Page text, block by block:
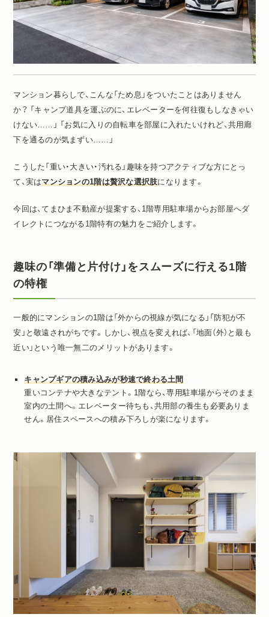
マンション暮らしで、こんな「ため息」をついたことはありません
か？ 「キャンプ道具を運ぶのに、エレベーターを何往復もしなきゃい
けない……」 「お気に入りの自転車を部屋に入れたいけれど、共用廊
下を通るのが気まずい……」
こうした「重い・大きい・汚れる」趣味を持つアクティブな方にとっ
て、実はマンションの1階は贅沢な選択肢になります。
今回は、てまひま不動産が提案する、1階専用駐車場からお部屋へダ
イレクトにつながる1階特有の魅力をご紹介します。
趣味の「準備と片付け」をスムーズに行える1階
の特権
一般的にマンションの1階は「外からの視線が気になる」「防犯が不
安」と敬遠されがちです。しかし、視点を変えれば、 「地面（外）と最も
近い」という唯一無二のメリットがあります。
キャンプギアの積み込みが秒速で終わる土間
重いコンテナや大きなテント。1階なら、専用駐車場からそのまま
室内の土間へ。エレベーター待ちも、共用部の養生も必要ありま
せん。居住スペースへの積み下ろしが楽になります。